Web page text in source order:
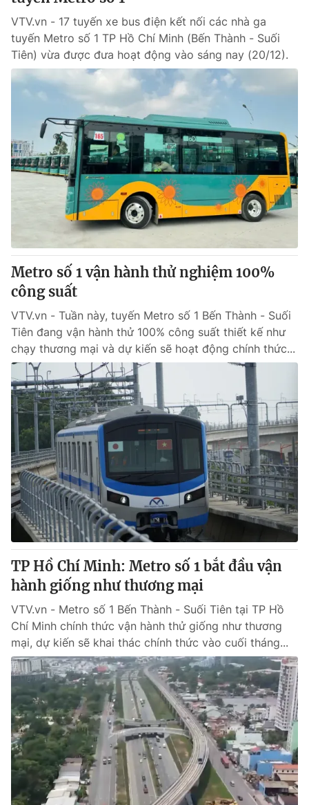
Liên hệ tòa soạn
THỜI BÁO VTV
Theo dõi báo trên
Cơ quan chủ quản:Đài Truyền hình Việt Nam
Cơ quan báo chí:Thời báo VTV
Giấy phép hoạt động báo in và báo điện tử số 483/GP-BTTTT
cấp ngày 29/12/2023
Tổng Biên tập:Vũ Thanh Thủy
Phó Tổng Biên tập:Nguyễn Thị Mỹ Hạnh, Phạm Quốc Thắng,
Nguyễn Trọng Ninh
Tổng đài VTV:
024.38 355 931 - 024.38 355 932
Ðiện thoại Thời báo VTV:
Email:toasoan@vtv.vn
Liên hệ quảng cáo:024-7300.7108
® Cấm sao chép dưới mọi hình thức nếu không có sự chấp
thuận bằng văn bản. Ghi rõ nguồn VTV.vn khi phát hành lại
thông tin từ website này.
VTV.vn - 17 tuyến xe bus điện kết nối các nhà ga
tuyến Metro số 1 TP Hồ Chí Minh (Bến Thành - Suối
Tiên) vừa được đưa hoạt động vào sáng nay (20/12).
Metro số 1 vận hành thử nghiệm 100%
công suất
VTV.vn - Tuần này, tuyến Metro số 1 Bến Thành - Suối
Tiên đang vận hành thử 100% công suất thiết kế như
chạy thương mại và dự kiến sẽ hoạt động chính thức...
TP Hồ Chí Minh: Metro số 1 bắt đầu vận
hành giống như thương mại
VTV.vn - Metro số 1 Bến Thành - Suối Tiên tại TP Hồ
Chí Minh chính thức vận hành thử giống như thương
mại, dự kiến sẽ khai thác chính thức vào cuối tháng...